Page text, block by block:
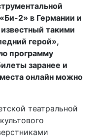
2» в Германии и
такими
герой»,
программу
заранее и
онлайн можно
театральной